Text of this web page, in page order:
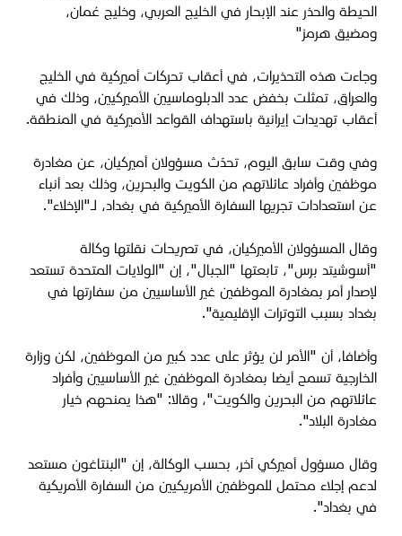
الحيطة والحذر عند الإبحار في الخليج العربي، وخليج عُمان،
ومضيق هرمز"
وجاءت هذه التحذيرات، في أعقاب تحركات أميركية في الخليج
والعراق، تمثلت بخفض عدد الدبلوماسيين الأميركيين، وذلك في
أعقاب تهديدات إيرانية باستهداف القواعد الأميركية في المنطقة.
وفي وقت سابق اليوم، تحدّث مسؤولان أميركيان، عن مغادرة
موظفين وأفراد عائلاتهم من الكويت والبحرين، وذلك بعد أنباء
عن استعدادات تجريها السفارة الأميركية في بغداد، لـ"الإخلاء".
وقال المسؤولان الأميركيان، في تصريحات نقلتها وكالة
"أسوشيتد برس"، تابعتها "الجبال"، إن "الولايات المتحدة تستعد
لإصدار أمر بمغادرة الموظفين غير الأساسيين من سفارتها في
بغداد بسبب التوترات الإقليمية".
وأضافا، أن "الأمر لن يؤثر على عدد كبير من الموظفين، لكن وزارة
الخارجية تسمح أيضا بمغادرة الموظفين غير الأساسيين وأفراد
عائلاتهم من البحرين والكويت"، وقالا: "هذا يمنحهم خيار
مغادرة البلاد".
وقال مسؤول أميركي آخر، بحسب الوكالة، إن "البنتاغون مستعد
لدعم إجلاء محتمل للموظفين الأمريكيين من السفارة الأمريكية
في بغداد".